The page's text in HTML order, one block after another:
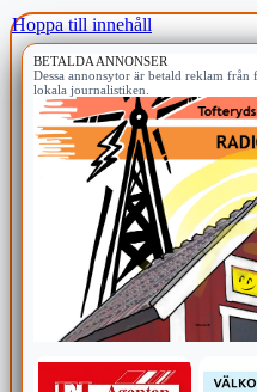
Hoppa till innehåll
BETALDA ANNONSER
Dessa annonsytor är betald reklam från
lokala journalistiken.